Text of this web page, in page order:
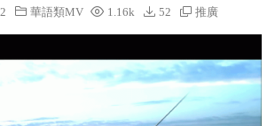
華語類MV 1.16k 52 推廣